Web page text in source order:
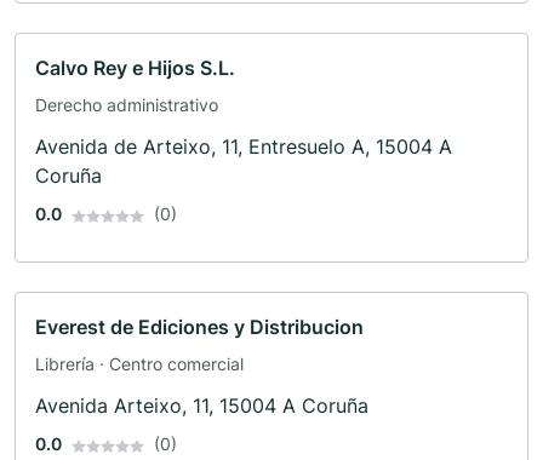
Calvo Rey e Hijos S.L.
Derecho administrativo
Avenida de Arteixo, 11, Entresuelo A, 15004 A
Coruña
0.0 (0)
Everest de Ediciones y Distribucion
Librería · Centro comercial
Avenida Arteixo, 11, 15004 A Coruña
0.0 (0)